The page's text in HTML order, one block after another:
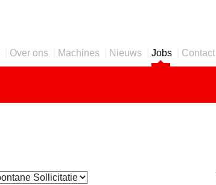
Over ons Machines Nieuws Jobs Contact